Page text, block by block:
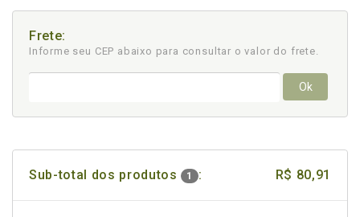
Frete:
Informe seu CEP abaixo para consultar o valor do frete.
Ok
Sub-total dos produtos 1 : R$ 80,91